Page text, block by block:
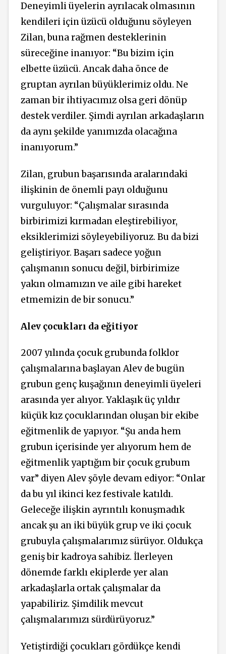
Deneyimli üyelerin ayrılacak olmasının
kendileri için üzücü olduğunu söyleyen
Zilan, buna rağmen desteklerinin
süreceğine inanıyor: “Bu bizim için
elbette üzücü. Ancak daha önce de
gruptan ayrılan büyüklerimiz oldu. Ne
zaman bir ihtiyacımız olsa geri dönüp
destek verdiler. Şimdi ayrılan arkadaşların
da aynı şekilde yanımızda olacağına
inanıyorum.”
Zilan, grubun başarısında aralarındaki
ilişkinin de önemli payı olduğunu
vurguluyor: “Çalışmalar sırasında
birbirimizi kırmadan eleştirebiliyor,
eksiklerimizi söyleyebiliyoruz. Bu da bizi
geliştiriyor. Başarı sadece yoğun
çalışmanın sonucu değil, birbirimize
yakın olmamızın ve aile gibi hareket
etmemizin de bir sonucu.”
Alev çocukları da eğitiyor
2007 yılında çocuk grubunda folklor
çalışmalarına başlayan Alev de bugün
grubun genç kuşağının deneyimli üyeleri
arasında yer alıyor. Yaklaşık üç yıldır
küçük kız çocuklarından oluşan bir ekibe
eğitmenlik de yapıyor. “Şu anda hem
grubun içerisinde yer alıyorum hem de
eğitmenlik yaptığım bir çocuk grubum
var” diyen Alev şöyle devam ediyor: “Onlar
da bu yıl ikinci kez festivale katıldı.
Geleceğe ilişkin ayrıntılı konuşmadık
ancak şu an iki büyük grup ve iki çocuk
grubuyla çalışmalarımız sürüyor. Oldukça
geniş bir kadroya sahibiz. İlerleyen
dönemde farklı ekiplerde yer alan
arkadaşlarla ortak çalışmalar da
yapabiliriz. Şimdilik mevcut
çalışmalarımızı sürdürüyoruz.”
Yetiştirdiği çocukları gördükçe kendi